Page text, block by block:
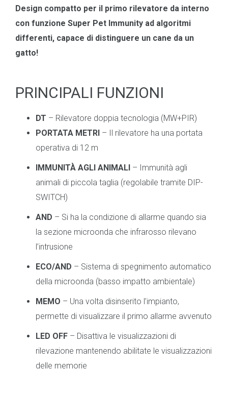
Design compatto per il primo rilevatore da interno
con funzione Super Pet Immunity ad algoritmi
differenti, capace di distinguere un cane da un
gatto!
PRINCIPALI FUNZIONI
DT – Rilevatore doppia tecnologia (MW+PIR)
PORTATA METRI – Il rilevatore ha una portata
operativa di 12 m
IMMUNITÀ AGLI ANIMALI – Immunità agli
animali di piccola taglia (regolabile tramite DIP-
SWITCH)
AND – Si ha la condizione di allarme quando sia
la sezione microonda che infrarosso rilevano
l’intrusione
ECO/AND – Sistema di spegnimento automatico
della microonda (basso impatto ambientale)
MEMO – Una volta disinserito l’impianto,
permette di visualizzare il primo allarme avvenuto
LED OFF – Disattiva le visualizzazioni di
rilevazione mantenendo abilitate le visualizzazioni
delle memorie